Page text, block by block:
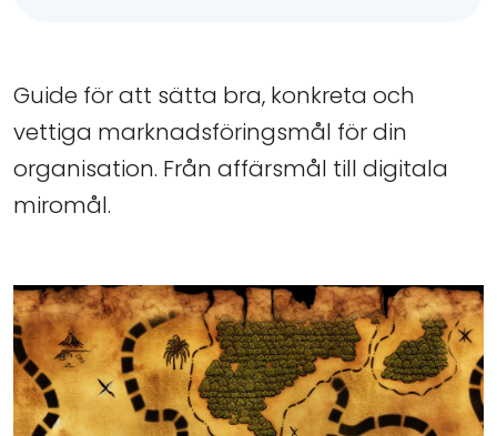
Guide för att sätta bra, konkreta och
vettiga marknadsföringsmål för din
organisation. Från affärsmål till digitala
miromål.